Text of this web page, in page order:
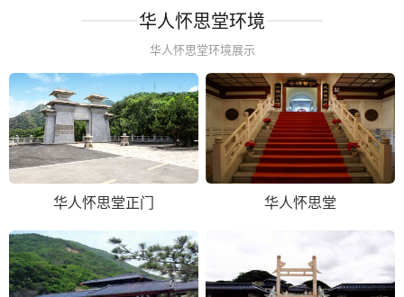
华人怀思堂环境
华人怀思堂环境展示
华人怀思堂正门 华人怀思堂